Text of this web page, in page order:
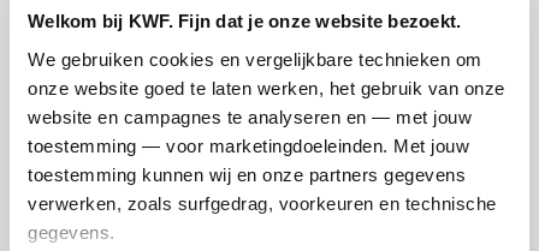
Welkom bij KWF. Fijn dat je onze website bezoekt.
We gebruiken cookies en vergelijkbare technieken om
onze website goed te laten werken, het gebruik van onze
website en campagnes te analyseren en — met jouw
toestemming — voor marketingdoeleinden. Met jouw
toestemming kunnen wij en onze partners gegevens
verwerken, zoals surfgedrag, voorkeuren en technische
gegevens.
Opgehaald
€574
Streefbedrag
€400
Doneer